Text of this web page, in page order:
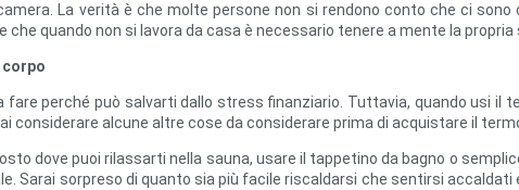
La verità è che molte persone non si rendono conto che ci
quando non si lavora da casa è necessario tenere a mente la propria
fare perché può salvarti dallo stress finanziario. Tuttavia, quando usi il
considerare alcune altre cose da considerare prima di acquistare il
dove puoi rilassarti nella sauna, usare il tappetino da bagno o
Sarai sorpreso di quanto sia più facile riscaldarsi che sentirsi